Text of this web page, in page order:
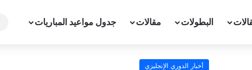
البطولات مقالات جدول مواعيد المباريات
أخبار الدوري الإنجليزي